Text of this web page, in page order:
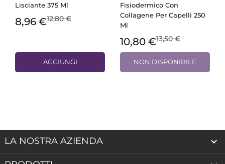
Lisciante 375 Ml
8,96 €12,80 €
AGGIUNGI
Fisiodermico Con
Collagene Per Capelli 250
Ml
10,80 €13,50 €
NON DISPONIBILE
LA NOSTRA AZIENDA 